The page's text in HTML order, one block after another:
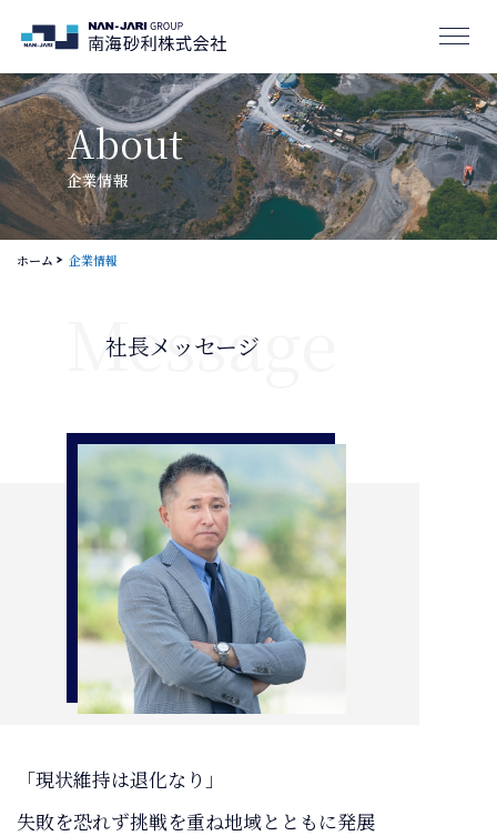
会社概要 company
事業案内 business
実績 works
地域貢献活動
採用情報 recruit
お問い合わせ
About
企業情報
ホーム 企業情報
社長メッセージ
Message
「現状維持は退化なり」
失敗を恐れず挑戦を重ね地域とともに発展